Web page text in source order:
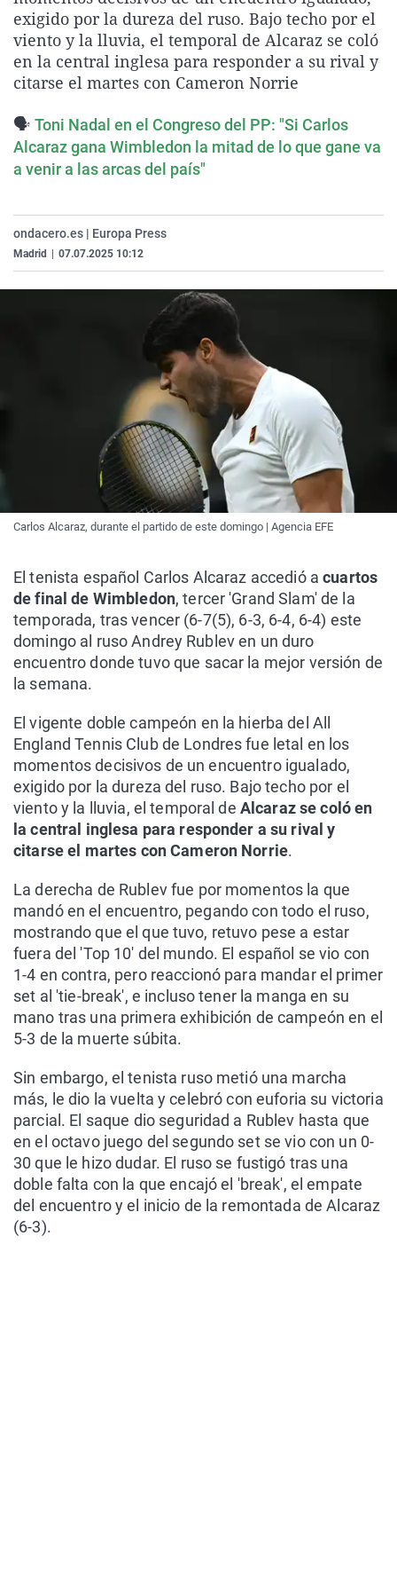
La rosa de los vientos
Gente viajera
Como el perro y el
Caso
Retornados
Equipo de
Extremadura
Galicia
La Rioja
País Vasco
Virales
Televisión
Elecciones
exigido por la dureza del ruso. Bajo techo por el
viento y la lluvia, el temporal de Alcaraz se coló
en la central inglesa para responder a su rival y
citarse el martes con Cameron Norrie
🗣️ Toni Nadal en el Congreso del PP: "Si Carlos
Alcaraz gana Wimbledon la mitad de lo que gane va
a venir a las arcas del país"
ondacero.es | Europa Press
Madrid 07.07.2025 10:12
Carlos Alcaraz, durante el partido de este domingo | Agencia EFE
El tenista español Carlos Alcaraz accedió acuartos
de final de Wimbledon, tercer 'Grand Slam' de la
temporada, tras vencer (6-7(5), 6-3, 6-4, 6-4) este
domingo al ruso Andrey Rublev en un duro
encuentro donde tuvo que sacar la mejor versión de
la semana.
El vigente doble campeón en la hierba del All
England Tennis Club de Londres fue letal en los
momentos decisivos de un encuentro igualado,
exigido por la dureza del ruso. Bajo techo por el
viento y la lluvia, el temporal de Alcaraz se coló en
la central inglesa para responder a su rival y
citarse el martes con Cameron Norrie.
La derecha de Rublev fue por momentos la que
mandó en el encuentro, pegando con todo el ruso,
mostrando que el que tuvo, retuvo pese a estar
fuera del 'Top 10' del mundo. El español se vio con
1-4 en contra, pero reaccionó para mandar el primer
set al 'tie-break', e incluso tener la manga en su
mano tras una primera exhibición de campeón en el
5-3 de la muerte súbita.
Sin embargo, el tenista ruso metió una marcha
más, le dio la vuelta y celebró con euforia su victoria
parcial. El saque dio seguridad a Rublev hasta que
en el octavo juego del segundo set se vio con un 0-
30 que le hizo dudar. El ruso se fustigó tras una
doble falta con la que encajó el 'break', el empate
del encuentro y el inicio de la remontada de Alcaraz
(6-3).